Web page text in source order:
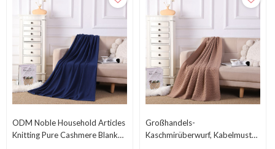
ODM Noble Household Articles
Knitting Pure Cashmere Blanket
Großhandels-
Kaschmirüberwurf, Kabelmuster,